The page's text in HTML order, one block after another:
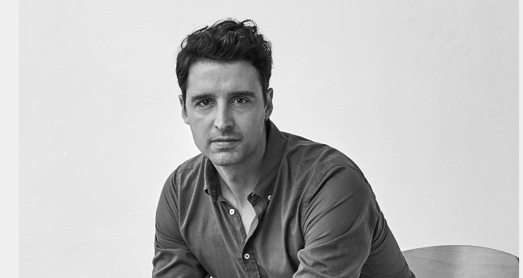
Por favor, rellena el siguiente
Haz click aquí para
aceptarpolítica de
privacidad